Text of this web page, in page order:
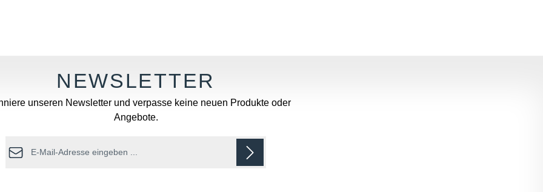
unseren Newsletter und verpasse keine neuen Produkte oder
Angebote.